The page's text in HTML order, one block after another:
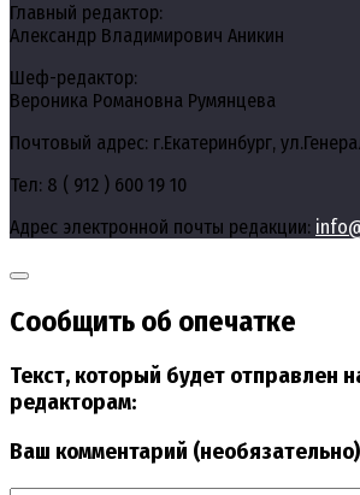
Главный редактор:
Александр Владимирович Аникин
Шеф-редактор:
Вероника Романовна Румянцева
Почтовый адрес: г.Екатеринбург,
Тел: 8 ( 912 ) 600 19 10
Адрес электронной почты редакции:
Сообщить об опечатке
Текст, который будет отправлен
редакторам:
Ваш комментарий